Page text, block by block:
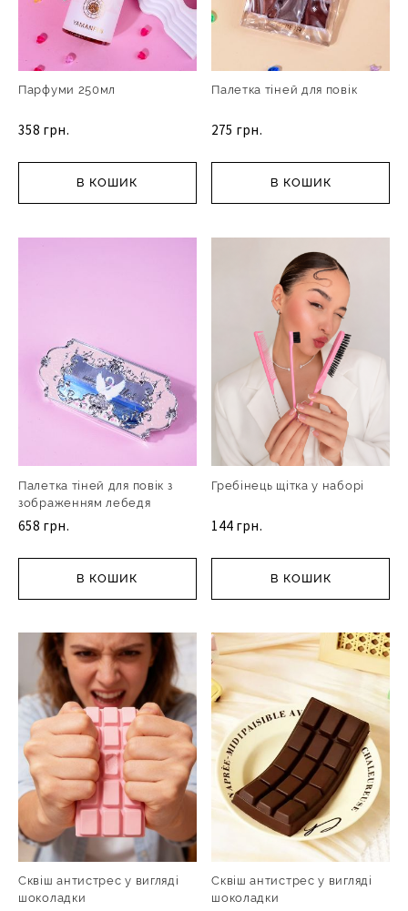
Парфуми 250мл
358 грн.
В КОШИК
Палетка тіней для повік
275 грн.
В КОШИК
Палетка тіней для повік з
зображенням лебедя
658 грн.
В КОШИК
Гребінець щітка у наборі
144 грн.
В КОШИК
Сквіш антистрес у вигляді
шоколадки
Сквіш антистрес у вигляді
шоколадки